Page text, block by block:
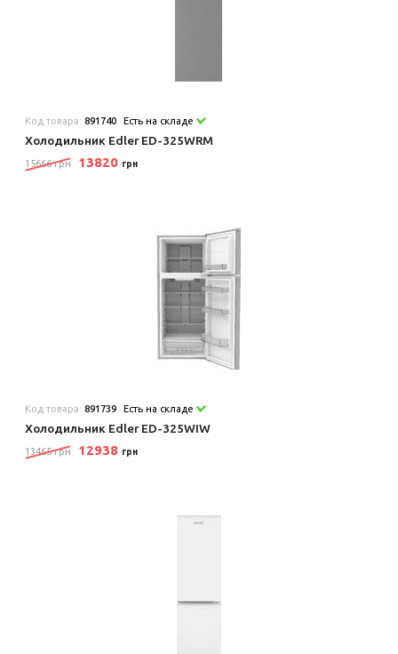
Код товара:891740 Есть на складе
Холодильник Edler ED-325WRM
15666 грн 13820 грн
Код товара:891739 Есть на складе
Холодильник Edler ED-325WIW
13465 грн 12938 грн